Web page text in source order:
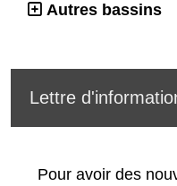
Autres bassins
Lettre
Pour avoir des